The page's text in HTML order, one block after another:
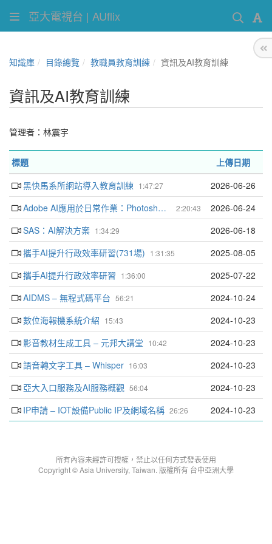
亞大電視台 | AUflix
知識庫 目錄總覽 教職員教育訓練 資訊及AI教育訓練
資訊及AI教育訓練
管理者： 林震宇
標題 上傳日期
1:47:27
黑快馬系所網站導入教育訓練 2026-06-26
2:20:43
Adobe AI應用於日常作業：Photoshop & Firefly 2026-06-24
1:34:29
SAS：AI解決方案 2026-06-18
1:31:35
攜手AI提升行政效率研習(731場) 2025-08-05
1:36:00
攜手AI提升行政效率研習 2025-07-22
56:21
AIDMS – 無程式碼平台 2024-10-24
15:43
數位海報機系統介紹 2024-10-23
10:42
影音教材生成工具 – 元邦大講堂 2024-10-23
16:03
語音轉文字工具 – Whisper 2024-10-23
56:04
亞大入口服務及AI服務概觀 2024-10-23
26:26
IP申請 – IOT設備Public IP及網域名稱 2024-10-23
所有內容未經許可授權，禁止以任何方式發表使用
Copyright © Asia University, Taiwan. 版權所有 台中亞洲大學